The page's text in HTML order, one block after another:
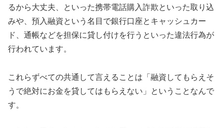
るから大丈夫、といった携帯電話購入詐欺といった取り込
みや、預入融資という名目で銀行口座とキャッシュカー
ド、通帳などを担保に貸し付けを行うといった違法行為が
行われています。
これらずべての共通して言えることは「融資してもらえそ
うで絶対にお金を貸してはもらえない」ということなんで
す。